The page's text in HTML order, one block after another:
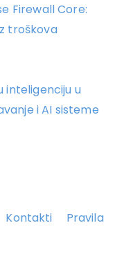
Firewall Core:
troškova
inteligenciju u
i AI sisteme
Kontakti
Pravila